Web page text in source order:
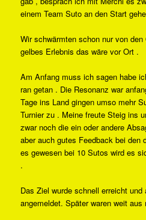
einem Team Suto an den Start
Wir schwärmten schon nur von
gelbes Erlebnis das wäre vor Ort .
Am Anfang muss ich sagen habe
ran getan . Die Resonanz war
Tage ins Land gingen umso mehr
Turnier zu . Meine freute Steig ins
zwar noch die ein oder andere
aber auch gutes Feedback bei den
es gewesen bei 10 Sutos wird es
.
Das Ziel wurde schnell erreicht
angemeldet. Später waren weit